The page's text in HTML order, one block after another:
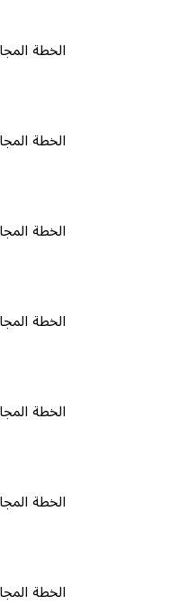
الخطة المجانية ٠
الخطة المجانية ٠
الخطة المجانية ٠
الخطة المجانية ٠
الخطة المجانية ٠
الخطة المجانية ٠
الخطة المجانية ٠